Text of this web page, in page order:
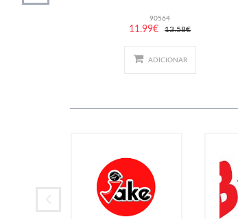
90564
11.99€ 13.58€
ADICIONAR